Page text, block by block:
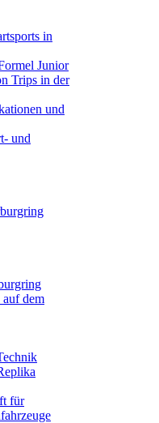
in
Junior
Trips in der
und
und
dem
für